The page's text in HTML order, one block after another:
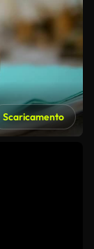
Scaricamento